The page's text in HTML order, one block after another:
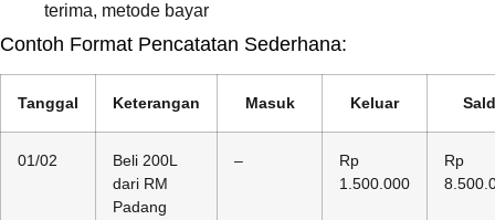
terima, metode bayar
Contoh Format Pencatatan Sederhana:
Tanggal Keterangan Masuk Keluar
01/02
Beli 200L
dari RM
Padang
–
Rp
1.500.000
Rp